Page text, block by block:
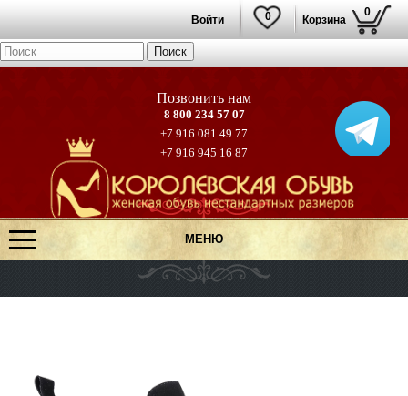
Корзина
0
0
Войти
8 800 234 57 07
+7 916 081 49 77
+7 916 945 16 87
МЕНЮ